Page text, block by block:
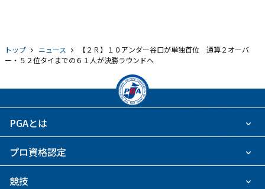
トップ ニュース
【２Ｒ】１０アンダー谷口が単独首位 通算２オーバ
ー・５２位タイまでの６１人が決勝ラウンドへ
PGAとは
プロ資格認定
競技